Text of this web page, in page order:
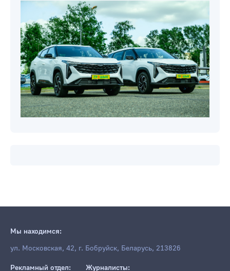
Мы находимся:
ул. Московская, 42, г. Бобруйск, Беларусь, 213826
Рекламный отдел: Журналисты: